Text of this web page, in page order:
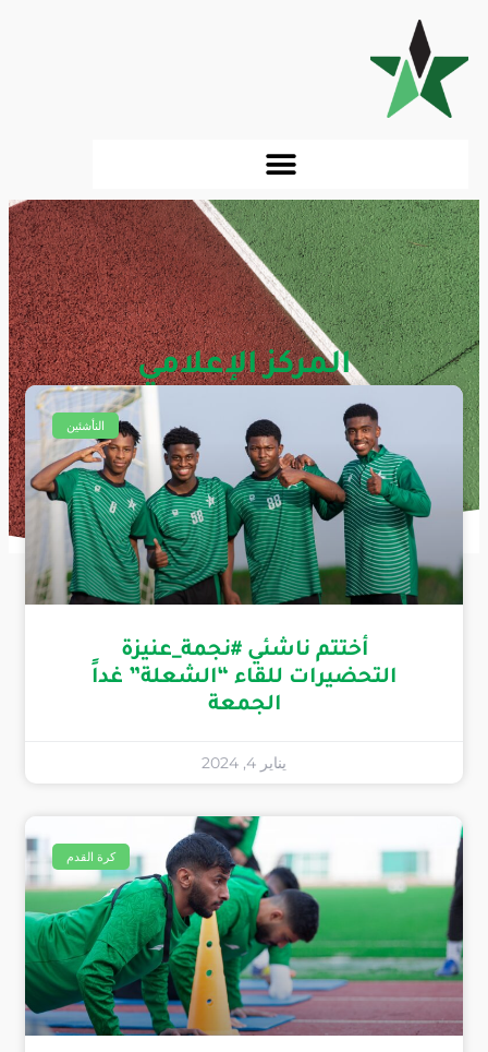
المركز الإعلامي
أخبار وتغطيات النادي النأشئين
أختتم ناشئي #نجمة_عنيزة
التحضيرات للقاء “الشعلة” غداً
الجمعة
يناير 4, 2024
كرة القدم